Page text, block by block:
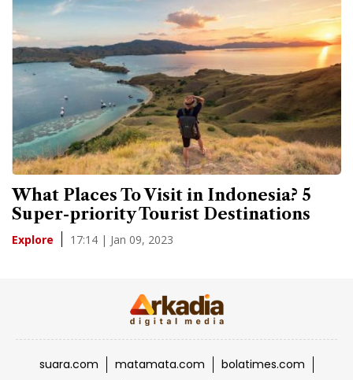
What Places To Visit in Indonesia? 5
Super-priority Tourist Destinations
Explore 17:14 | Jan 09, 2023
suara.com matamata.com
bolatimes.com